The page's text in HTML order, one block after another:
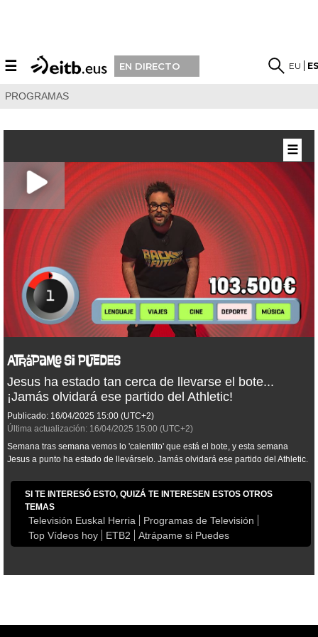
☰ EN DIRECTO EU
PROGRAMAS
Jesus ha estado tan cerca de llevarse el bote...
¡Jamás olvidará ese partido del Athletic!
Publicado: 16/04/2025 15:00 (UTC+2)
Última actualización: 16/04/2025 15:00 (UTC+2)
Semana tras semana vemos lo 'calentito' que está el bote, y esta semana
Jesus a punto ha estado de llevárselo. Jamás olvidará ese partido del Athletic.
SI TE INTERESÓ ESTO, QUIZÁ TE INTERESEN ESTOS OTROS
TEMAS
Televisión Euskal Herria
Programas de Televisión
Top Vídeos hoy
ETB2 Atrápame si Puedes
☰